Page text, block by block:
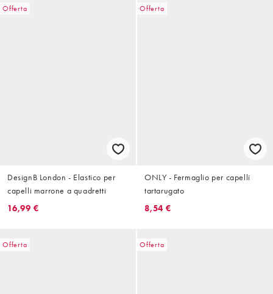
Offerta
DesignB London - Elastico per
capelli marrone a quadretti
16,99 €
Offerta
ONLY - Fermaglio per capelli
tartarugato
8,54 €
Offerta Offerta